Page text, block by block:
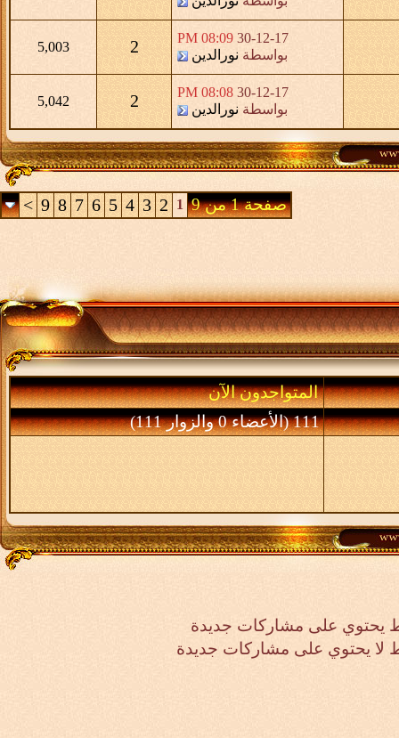
30-12-17
08:09 PM
بواسطة نورالدين 2
5,003
30-12-17
08:08 PM
بواسطة نورالدين 2
5,042
صفحة 1 من 9 1
2
3
4
5
6
7
8
9
>
المتواجدون الآن
111 (الأعضاء 0 والزوار 111)
يحتوي على مشاركات جديدة
يحتوي على مشاركات جديدة